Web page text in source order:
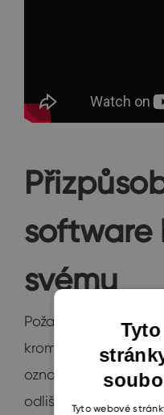
software
svému
Požadavky si pro
kromě priority v
označovat také tzv.
odlišit například
Tyto webové